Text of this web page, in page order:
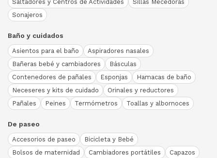
Saltadores y Centros de Actividades
Sillas Mecedoras
Sonajeros
Baño y cuidados
Asientos para el baño
Aspiradores nasales
Bañeras bebé y cambiadores
Básculas
Contenedores de pañales
Esponjas
Hamacas de baño
Neceseres y kits de cuidado
Orinales y reductores
Pañales
Peines Termómetros Toallas y albornoces
De paseo
Accesorios de paseo
Bicicleta y Bebé
Bolsos de maternidad
Cambiadores portátiles
Capazos